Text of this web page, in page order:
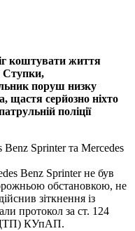
коштувати життя
Ступки,
поруш низку
щастя серйозно ніхто
поліції
Benz Sprinter та Mercedes
Benz Sprinter не був
обстановкою, не
зіткнення із
протокол за ст. 124
КУпАП.